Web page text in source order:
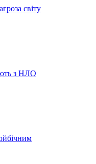
світу
з НЛО